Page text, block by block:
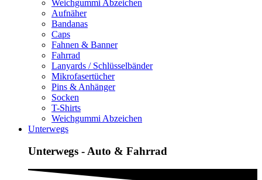
Weichgummi Abzeichen
Aufnäher
Bandanas
Caps
Fahnen & Banner
Fahrrad
Lanyards / Schlüsselbänder
Mikrofasertücher
Pins & Anhänger
Socken
T-Shirts
Weichgummi Abzeichen
Unterwegs
Unterwegs - Auto & Fahrrad